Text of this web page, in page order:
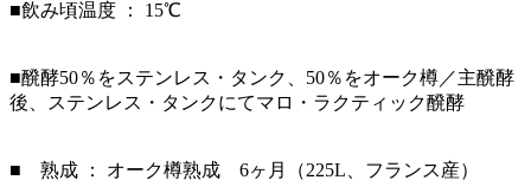
■飲み頃温度 ： 15℃
■醗酵50％をステンレス・タンク、50％をオーク樽／主醗酵
後、ステンレス・タンクにてマロ・ラクティック醗酵
■ 熟成 ： オーク樽熟成 6ヶ月（225L、フランス産）